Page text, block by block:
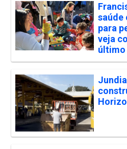
saúde
para
veja
último